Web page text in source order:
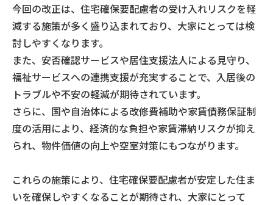
今回の改正は、住宅確保要配慮者の受け入れリスクを軽
減する施策が多く盛り込まれており、大家にとっては検
討しやすくなります。
また、安否確認サービスや居住支援法人による見守り、
福祉サービスへの連携支援が充実することで、入居後の
トラブルや不安の軽減が期待されています。
さらに、国や自治体による改修費補助や家賃債務保証制
度の活用により、経済的な負担や家賃滞納リスクが抑え
られ、物件価値の向上や空室対策にもつながります。
これらの施策により、住宅確保要配慮者が安定した住ま
いを確保しやすくなることが期待され、大家にとって